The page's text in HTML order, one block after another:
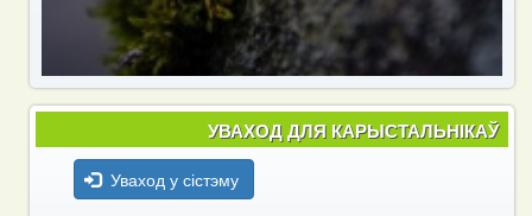
УВАХОД ДЛЯ КАРЫСТАЛЬНІКАЎ
Уваход у сістэму